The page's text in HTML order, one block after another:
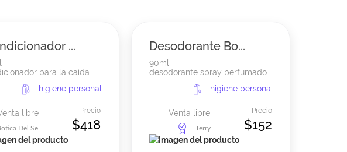
...
para la caída...
higiene personal
libre Precio
$418
Del SeÑor
Desodorante Bo...
90ml
desodorante spray perfumado
higiene personal
Venta libre Precio
$152
Terry